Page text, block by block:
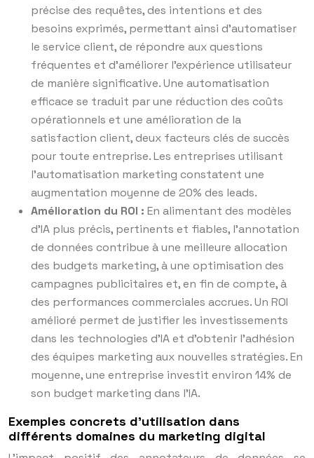
précise des requêtes, des intentions et des
besoins exprimés, permettant ainsi d’automatiser
le service client, de répondre aux questions
fréquentes et d’améliorer l’expérience utilisateur
de manière significative. Une automatisation
efficace se traduit par une réduction des coûts
opérationnels et une amélioration de la
satisfaction client, deux facteurs clés de succès
pour toute entreprise. Les entreprises utilisant
l’automatisation marketing constatent une
augmentation moyenne de 20% des leads.
Amélioration du ROI : En alimentant des modèles
d’IA plus précis, pertinents et fiables, l’annotation
de données contribue à une meilleure allocation
des budgets marketing, à une optimisation des
campagnes publicitaires et, en fin de compte, à
des performances commerciales accrues. Un ROI
amélioré permet de justifier les investissements
dans les technologies d’IA et d’obtenir l’adhésion
des équipes marketing aux nouvelles stratégies. En
moyenne, une entreprise investit environ 14% de
son budget marketing dans l’IA.
Exemples concrets d’utilisation dans
différents domaines du marketing digital